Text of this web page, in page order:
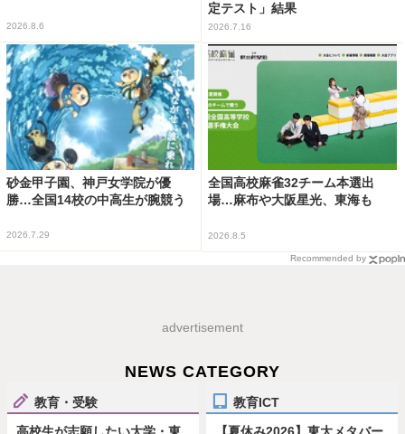
2026.8.6
定テスト」結果
2026.7.16
砂金甲子園、神戸女学院が優
勝…全国14校の中高生が腕競う
2026.7.29
全国高校麻雀32チーム本選出
場…麻布や大阪星光、東海も
2026.8.5
Recommended by
advertisement
NEWS CATEGORY
教育・受験 教育ICT